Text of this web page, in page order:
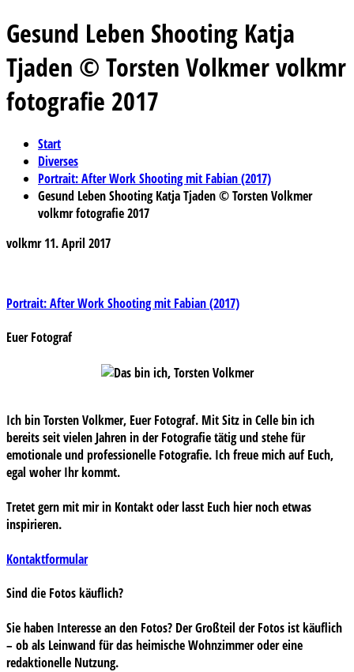
Gesund Leben Shooting Katja
Tjaden © Torsten Volkmer volkmr
fotografie 2017
Start
Diverses
Portrait: After Work Shooting mit Fabian (2017)
Gesund Leben Shooting Katja Tjaden © Torsten Volkmer
volkmr fotografie 2017
volkmr 11. April 2017
Beitragsnavigation
Portrait: After Work Shooting mit Fabian (2017)
Euer Fotograf
Ich bin Torsten Volkmer, Euer Fotograf. Mit Sitz in Celle bin ich
bereits seit vielen Jahren in der Fotografie tätig und stehe für
emotionale und professionelle Fotografie. Ich freue mich auf Euch,
egal woher Ihr kommt.
Tretet gern mit mir in Kontakt oder lasst Euch hier noch etwas
inspirieren.
Kontaktformular
Sind die Fotos käuflich?
Sie haben Interesse an den Fotos? Der Großteil der Fotos ist käuflich
– ob als Leinwand für das heimische Wohnzimmer oder eine
redaktionelle Nutzung.